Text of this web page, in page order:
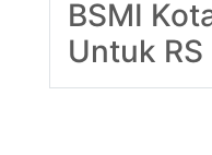
BSMI
Untuk RS